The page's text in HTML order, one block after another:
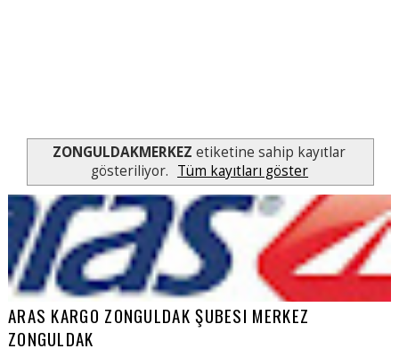
ZONGULDAKMERKEZ etiketine sahip kayıtlar
gösteriliyor. Tüm kayıtları göster
ARAS KARGO ZONGULDAK ŞUBESI MERKEZ
ZONGULDAK